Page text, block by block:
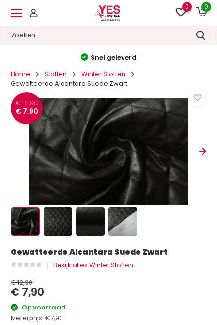
0 0
Hoge kwaliteit&Lage prijzen
Home
Stoffen
Winter Stoffen
Gewatteerde Alcantara Suede Zwart
€ 12,90
€ 7,90
Gewatteerde Alcantara Suede Zwart
Bekijk alles Winter Stoffen
€ 12,90
€ 7,90
Op voorraad
Meterprijs:€7,90